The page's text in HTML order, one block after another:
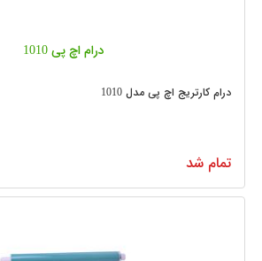
درام اچ پی 1010
درام کارتریج اچ پی مدل 1010
تمام شد